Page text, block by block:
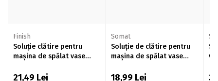
Finish
Soluție clătire pentru
mașina de spălat vase
21,49 Lei
Somat
Soluție de clătire pentru
mașina de spălat vase
18,99 Lei